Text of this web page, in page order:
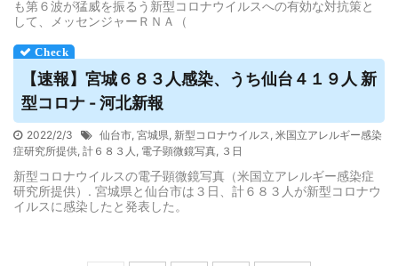
も第６波が猛威を振るう新型コロナウイルスへの有効な対抗策と
して、メッセンジャーＲＮＡ（
【速報】宮城６８３人感染、うち仙台４１９人 新
型コロナ - 河北新報
2022/2/3 仙台市, 宮城県, 新型コロナウイルス, 米国立アレルギー感染
症研究所提供, 計６８３人 , 電子顕微鏡写真, ３日
新型コロナウイルスの電子顕微鏡写真（米国立アレルギー感染症
研究所提供）. 宮城県と仙台市は３日、計６８３人が新型コロナウ
イルスに感染したと発表した。